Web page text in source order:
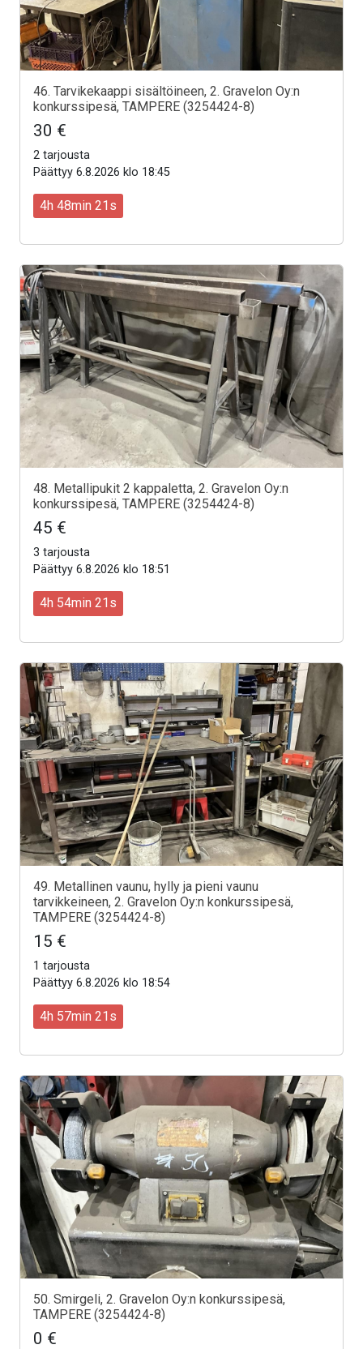
46. Tarvikekaappi sisältöineen, 2. Gravelon Oy:n
konkurssipesä, TAMPERE (3254424-8)
30 €
2 tarjousta
Päättyy 6.8.2026 klo 18:45
4h 48min 19s
48. Metallipukit 2 kappaletta, 2. Gravelon Oy:n
konkurssipesä, TAMPERE (3254424-8)
45 €
3 tarjousta
Päättyy 6.8.2026 klo 18:51
4h 54min 19s
49. Metallinen vaunu, hylly ja pieni vaunu
tarvikkeineen, 2. Gravelon Oy:n konkurssipesä,
TAMPERE (3254424-8)
15 €
1 tarjousta
Päättyy 6.8.2026 klo 18:54
4h 57min 19s
50. Smirgeli, 2. Gravelon Oy:n konkurssipesä,
TAMPERE (3254424-8)
0 €